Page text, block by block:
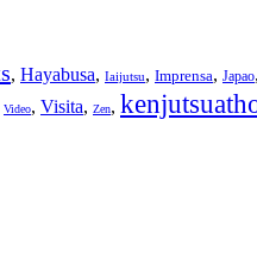
, Hayabusa, Iaijutsu, Imprensa, Japao,
Video, Visita, Zen,